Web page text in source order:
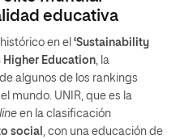
educativa
en el ‘Sustainability
Higher Education, la
algunos de los rankings
mundo. UNIR, que es la
en la clasificación
social , con una educación de